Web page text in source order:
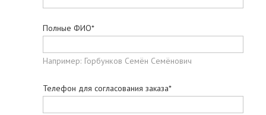
Полные ФИО*
Например: Горбунков Семён Семёнович
Телефон для согласования заказа*